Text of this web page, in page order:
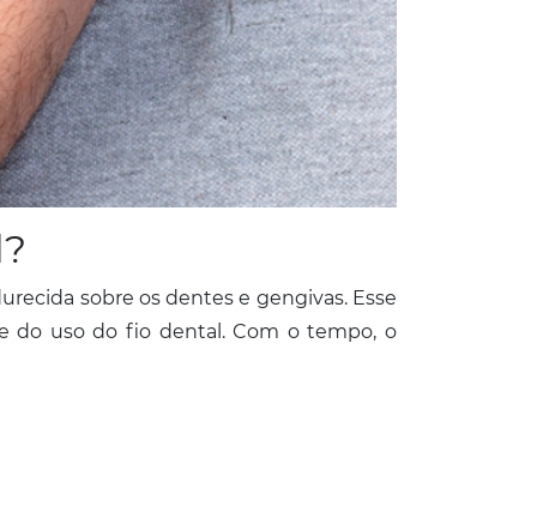
sobre os dentes e gengivas. Esse
do uso do fio dental. Com o tempo, o